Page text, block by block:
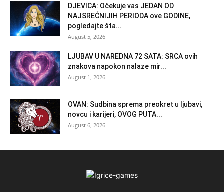
DJEVICA: Očekuje vas JEDAN OD
NAJSREĆNIJIH PERIODA ove GODINE,
pogledajte šta...
August 5, 2026
LJUBAV U NAREDNA 72 SATA: SRCA ovih
znakova napokon nalaze mir...
August 1, 2026
OVAN: Sudbina sprema preokret u ljubavi,
novcu i karijeri, OVOG PUTA...
August 6, 2026